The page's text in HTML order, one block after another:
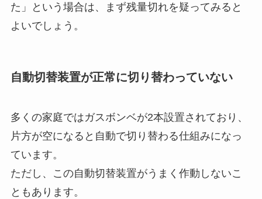
た」という場合は、まず残量切れを疑ってみると
よいでしょう。
自動切替装置が正常に切り替わっていない
多くの家庭ではガスボンベが2本設置されており、
片方が空になると自動で切り替わる仕組みになっ
ています。
ただし、この自動切替装置がうまく作動しないこ
ともあります。